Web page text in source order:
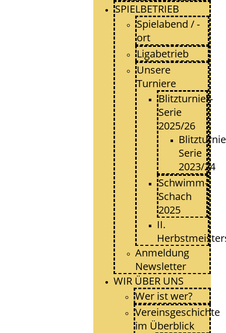
SPIELBETRIEB
Spielabend / -
ort
Ligabetrieb
Unsere
Turniere
Blitzturnier-
Serie
2025/26
Serie
2023/24
Schwimm-
Schach
2025
II.
Anmeldung
Newsletter
WIR ÜBER UNS
Wer ist wer?
Vereinsgeschichte
im Überblick